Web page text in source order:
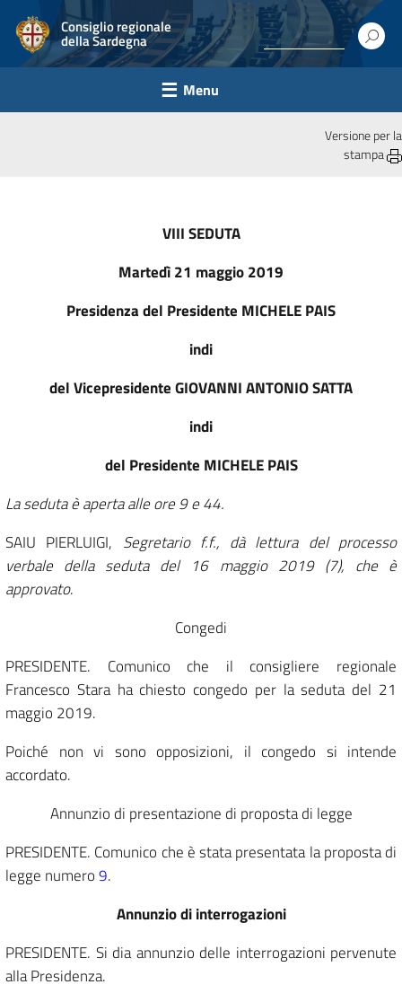
Consiglio regionale
della Sardegna
Menu
Versione per la
stampa
VIII SEDUTA
Martedì 21 maggio 2019
Presidenza del Presidente MICHELE PAIS
indi
del Vicepresidente GIOVANNI ANTONIO SATTA
indi
del Presidente MICHELE PAIS
La seduta è aperta alle ore 9 e 44.
SAIU PIERLUIGI, Segretario f.f., dà lettura del processo
verbale della seduta del 16 maggio 2019 (7), che è
approvato.
Congedi
PRESIDENTE. Comunico che il consigliere regionale
Francesco Stara ha chiesto congedo per la seduta del 21
maggio 2019.
Poiché non vi sono opposizioni, il congedo si intende
accordato.
Annunzio di presentazione di proposta di legge
PRESIDENTE. Comunico che è stata presentata la proposta di
legge numero9.
Annunzio di interrogazioni
PRESIDENTE. Si dia annunzio delle interrogazioni pervenute
alla Presidenza.